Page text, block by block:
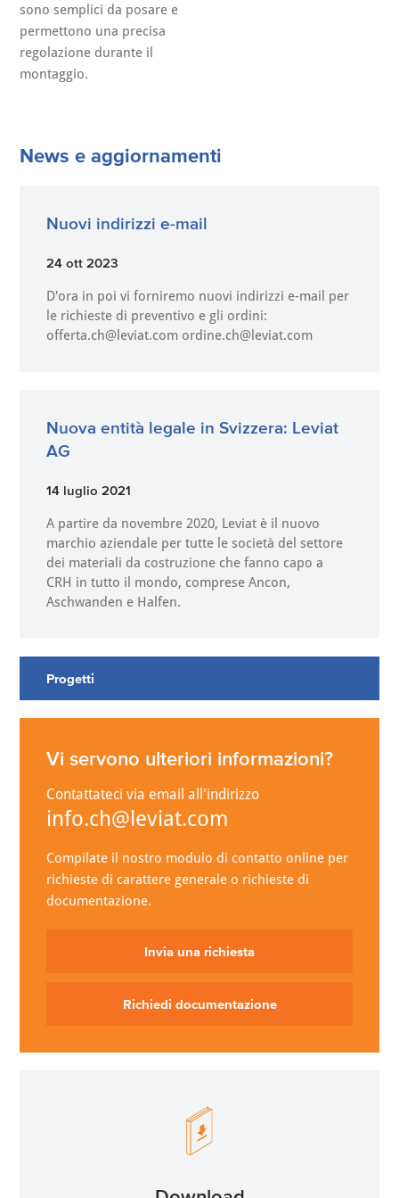
sono semplici da posare e
permettono una precisa
regolazione durante il
montaggio.
News e aggiornamenti
Nuovi indirizzi e-mail
24 ott 2023
D'ora in poi vi forniremo nuovi indirizzi e-mail per
le richieste di preventivo e gli ordini:
offerta.ch@leviat.com ordine.ch@leviat.com
Nuova entità legale in Svizzera: Leviat
AG
14 luglio 2021
A partire da novembre 2020, Leviat è il nuovo
marchio aziendale per tutte le società del settore
dei materiali da costruzione che fanno capo a
CRH in tutto il mondo, comprese Ancon,
Aschwanden e Halfen.
Progetti
Vi servono ulteriori informazioni?
Contattateci via email all'indirizzo
info.ch@leviat.com
Compilate il nostro modulo di contatto online per
richieste di carattere generale o richieste di
documentazione.
Invia una richiesta
Richiedi documentazione